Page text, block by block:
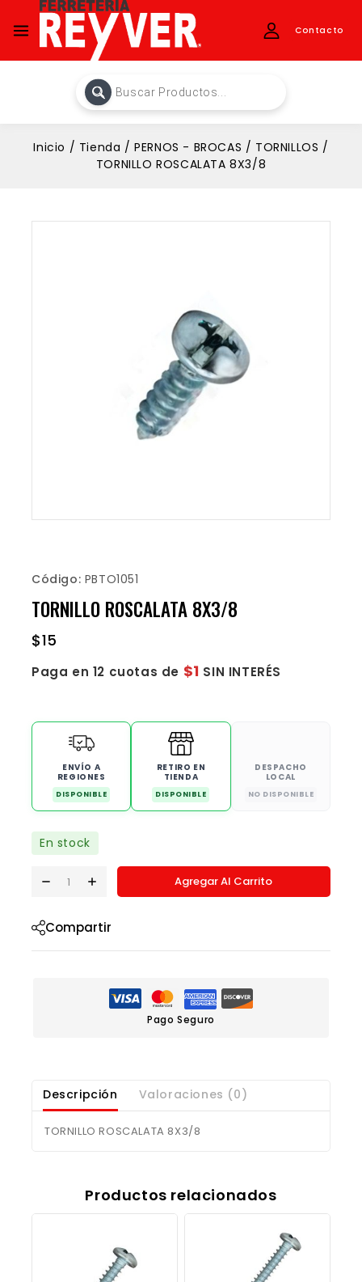
Contacto
Inicio / Tienda / PERNOS - BROCAS / TORNILLOS /
TORNILLO ROSCALATA 8X3/8
Código: PBTO1051
TORNILLO ROSCALATA 8X3/8
$15
Paga en 12 cuotas de $1 SIN INTERÉS
ENVÍO A
REGIONES
DISPONIBLE
RETIRO EN
TIENDA
DISPONIBLE
DESPACHO
LOCAL
NO DISPONIBLE
En stock
Agregar Al Carrito
Compartir
Pago Seguro
Descripción Valoraciones (0)
TORNILLO ROSCALATA 8X3/8
Productos relacionados